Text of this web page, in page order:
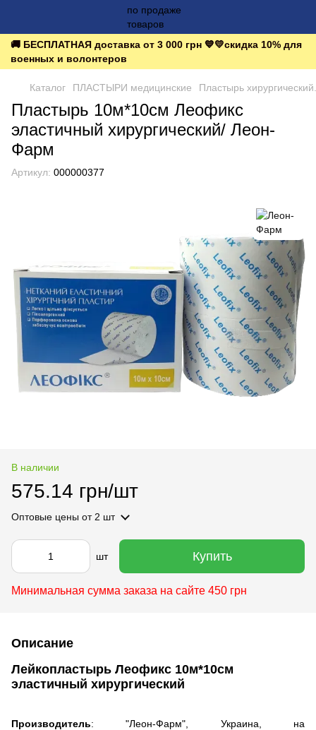
🚚 БЕСПЛАТНАЯ доставка от 3 000 грн 💙💛скидка 10% для
военных и волонтеров
Каталог ПЛАСТЫРИ медицинские Пластырь
Пластырь 10м*10см Леофикс
эластичный хирургический/ Леон-
Фарм
Артикул: 000000377
В наличии
575.14 грн/шт
Оптовые цены от 2 шт
шт Купить
Минимальная сумма заказа на сайте 450 грн
Описание
Лейкопластырь Леофикс 10м*10см
эластичный хирургический
Производитель: "Леон-Фарм", Украина, на